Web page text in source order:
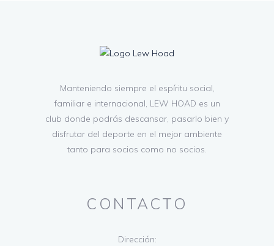
Manteniendo siempre el espíritu social,
familiar e internacional, LEW HOAD es un
club donde podrás descansar, pasarlo bien y
disfrutar del deporte en el mejor ambiente
tanto para socios como no socios.
CONTACTO
Dirección: